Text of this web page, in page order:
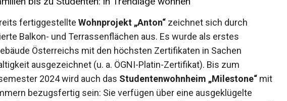
fertiggestellte Wohnprojekt „Anton“zeichnet sich durch
Balkon- und Terrassenflächen aus. Es wurde als erstes
Österreichs mit den höchsten Zertifikaten in Sachen
ausgezeichnet (u. a. ÖGNI-Platin-Zertifikat). Bis zum
2024 wird auch das Studentenwohnheim „Milestone“mit
bezugsfertig sein: Sie verfügen über eine ausgeklügelte